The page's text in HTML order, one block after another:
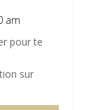
am
pour te
sur